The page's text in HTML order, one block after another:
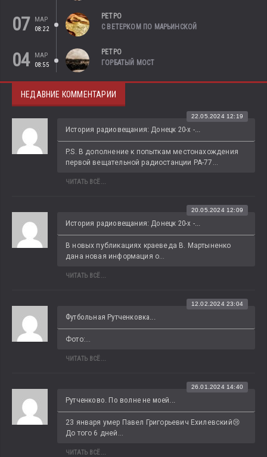
07
МАР
08:22
РЕТРО
С ВЕТЕРКОМ ПО МАРЬИНСКОЙ
04
МАР
08:55
РЕТРО
ГОРБАТЫЙ МОСТ
НЕДАВНИЕ КОММЕНТАРИИ
История радиовещания: Донецк 20-х -...
22.05.2024 12:19
P.S. В дополнение к попыткам местонахождения
первой вещательной радиостанции РА-77...
ЧИТАТЬ ВСЁ...
История радиовещания: Донецк 20-х -...
20.05.2024 12:09
В новых публикациях краеведа В. Мартыненко
дана новая информация о...
ЧИТАТЬ ВСЁ...
Футбольная Рутченковка...
12.02.2024 23:04
Фото:...
ЧИТАТЬ ВСЁ...
Рутченково. По волне не моей...
26.01.2024 14:40
23 января умер Павел Григорьевич Ехилевский😢
До того 6 дней...
ЧИТАТЬ ВСЁ...